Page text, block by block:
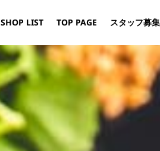
SHOP LIST TOP PAGE スタッフ募集